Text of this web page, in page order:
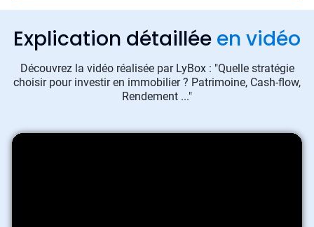
Explication détaillée en vidéo
Découvrez la vidéo réalisée par LyBox : "Quelle stratégie
choisir pour investir en immobilier ? Patrimoine, Cash-flow,
Rendement ..."